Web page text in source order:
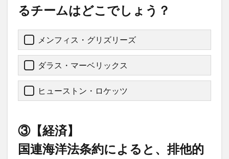
るチームはどこでしょう？
メンフィス・グリズリーズ
ダラス・マーベリックス
ヒューストン・ロケッツ
③【経済】
国連海洋法条約によると、排他的